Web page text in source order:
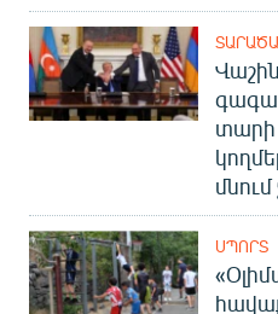
տարի
մնում
ՍՊՈՐՏ